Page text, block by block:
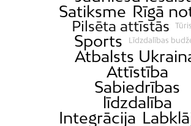
Satiksme Rīgā
Pilsēta attīstās
Sports Līdzdalības
Atbalsts
Attīstība
Sabiedrības
līdzdalība
Integrācija